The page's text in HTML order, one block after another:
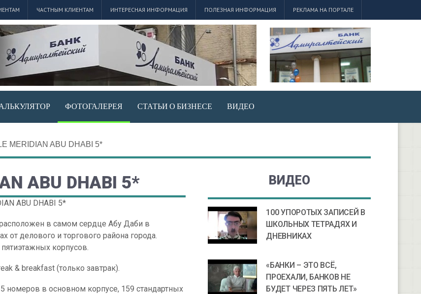
ЧАСТНЫМ КЛИЕНТАМ ИНТЕРЕСНАЯ ИНФОРМАЦИЯ ПОЛЕЗНАЯ ИНФОРМАЦИЯ РЕКЛАМА НА ПОРТАЛЕ
ФОТОГАЛЕРЕЯ СТАТЬИ О БИЗНЕСЕ ВИДЕО
MERIDIAN ABU DHABI 5*
ABU DHABI 5*
ABU DHABI 5*
в самом сердце Абу Даби в
от делового и торгового района города.
корпусов.
& breakfast (только завтрак).
номеров в основном корпусе, 159 стандартных
ВИДЕО
100 УПОРОТЫХ ЗАПИСЕЙ В
ШКОЛЬНЫХ ТЕТРАДЯХ И
ДНЕВНИКАХ
«БАНКИ – ЭТО ВСЁ,
ПРОЕХАЛИ, БАНКОВ НЕ
БУДЕТ ЧЕРЕЗ ПЯТЬ ЛЕТ»